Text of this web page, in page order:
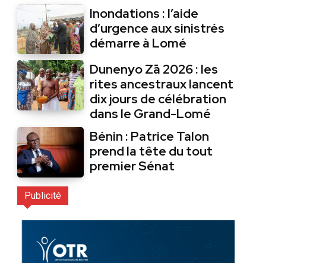
Inondations : l’aide
d’urgence aux sinistrés
démarre à Lomé
Dunenyo Zā 2026 : les
rites ancestraux lancent
dix jours de célébration
dans le Grand-Lomé
Bénin : Patrice Talon
prend la tête du tout
premier Sénat
Publicité